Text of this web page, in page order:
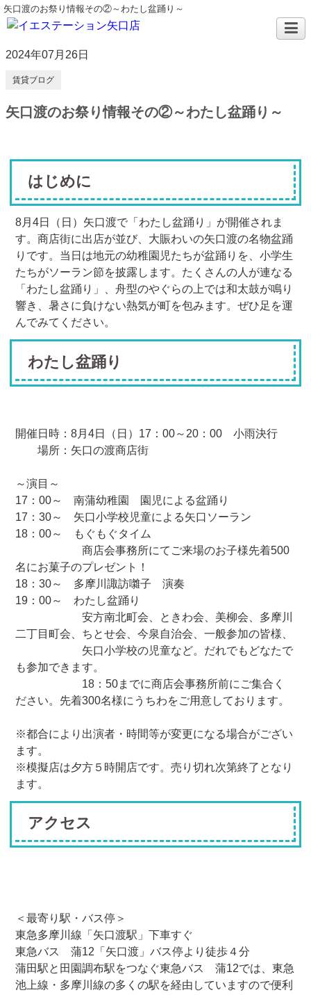
矢口渡のお祭り情報その②～わたし盆踊り～
2024年07月26日
賃貸ブログ
矢口渡のお祭り情報その②～わたし盆踊り～
はじめに
8月4日（日）矢口渡で「わたし盆踊り」が開催されま
す。商店街に出店が並び、大賑わいの矢口渡の名物盆踊
りです。当日は地元の幼稚園児たちが盆踊りを、小学生
たちがソーラン節を披露します。たくさんの人が連なる
「わたし盆踊り」、舟型のやぐらの上では和太鼓が鳴り
響き、暑さに負けない熱気が町を包みます。ぜひ足を運
んでみてください。
わたし盆踊り
開催日時：8月4日（日）17：00～20：00 小雨決行
場所：矢口の渡商店街
～演目～
17：00～ 南蒲幼稚園 園児による盆踊り
17：30～ 矢口小学校児童による矢口ソーラン
18：00～ もぐもぐタイム
商店会事務所にてご来場のお子様先着500
名にお菓子のプレゼント！
18：30～ 多摩川諏訪囃子 演奏
19：00～ わたし盆踊り
安方南北町会、ときわ会、美柳会、多摩川
二丁目町会、ちとせ会、今泉自治会、一般参加の皆様、
矢口小学校の児童など。だれでもどなたで
も参加できます。
18：50までに商店会事務所前にご集合く
ださい。先着300名様にうちわをご用意しております。
※都合により出演者・時間等が変更になる場合がござい
ます。
※模擬店は夕方５時開店です。売り切れ次第終了となり
ます。
アクセス
＜最寄り駅・バス停＞
東急多摩川線「矢口渡駅」下車すぐ
東急バス 蒲12「矢口渡」バス停より徒歩４分
蒲田駅と田園調布駅をつなぐ東急バス 蒲12では、東急
池上線・多摩川線の多くの駅を経由していますので便利